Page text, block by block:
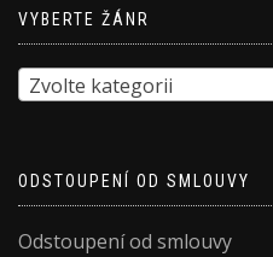
VYBERTE ŽÁNR
Zvolte kategorii
ODSTOUPENÍ OD SMLOUVY
Odstoupení od smlouvy